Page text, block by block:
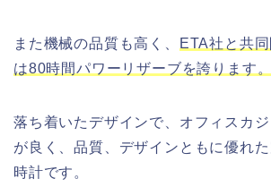
また機械の品質も高く、
ETA社と共
は80時間パワーリザーブを誇ります。
落ち着いたデザインで、オフィスカ
が良く、品質、デザインともに優れ
時計です。